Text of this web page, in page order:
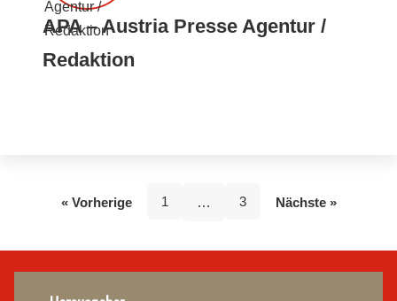
APA – Austria Presse Agentur /
Redaktion
« Vorherige 1 … 3 Nächste »